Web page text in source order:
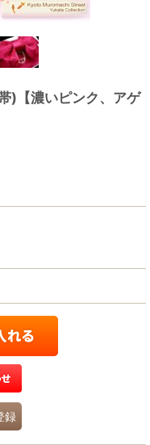
)【濃いピンク、アゲ
録